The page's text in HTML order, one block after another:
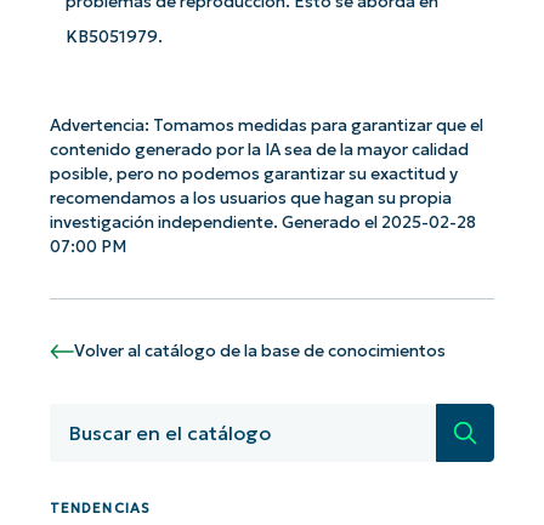
KB5051979.
Advertencia: Tomamos medidas para garantizar que el
contenido generado por la IA sea de la mayor calidad
posible, pero no podemos garantizar su exactitud y
recomendamos a los usuarios que hagan su propia
investigación independiente. Generado el 2025-02-28
07:00 PM
Volver al catálogo de la base de conocimientos
TENDENCIAS
name*
number*
País
Company